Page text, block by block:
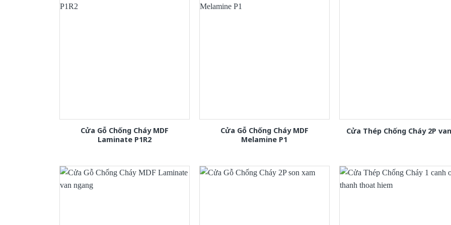
Cửa Gỗ Chống Cháy MDF
Laminate P1R2
Cửa Gỗ Chống Cháy MDF
Melamine P1
Cửa Thép Chống Cháy 2P